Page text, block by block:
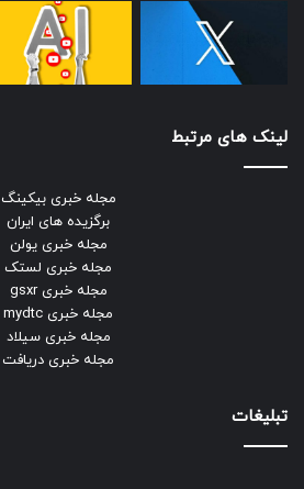
لینک های مرتبط
مجله خبری بیکینگ
برگزیده های ایران
مجله خبری یولن
مجله خبری لستک
مجله خبری gsxr
مجله خبری mydtc
مجله خبری سیلاد
مجله خبری دریافت
تبلیغات